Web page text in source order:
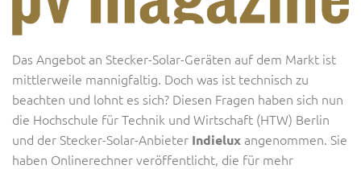
Das Angebot an Stecker-Solar-Geräten auf dem Markt ist
mittlerweile mannigfaltig. Doch was ist technisch zu
beachten und lohnt es sich? Diesen Fragen haben sich nun
die Hochschule für Technik und Wirtschaft (HTW) Berlin
und der Stecker-Solar-Anbieter Indieluxangenommen. Sie
haben Onlinerechner veröffentlicht, die für mehr